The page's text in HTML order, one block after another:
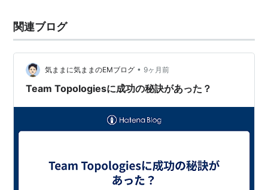
関連ブログ
気ままに気ままのEMブログ • 9ヶ月前
Team Topologiesに成功の秘訣があった？